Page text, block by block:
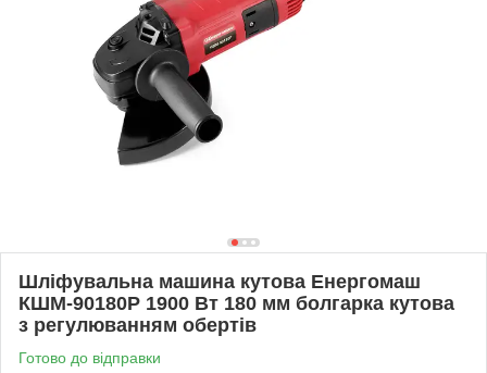
Шліфувальна машина кутова Енергомаш
КШМ-90180Р 1900 Вт 180 мм болгарка кутова
з регулюванням обертів
Готово до відправки